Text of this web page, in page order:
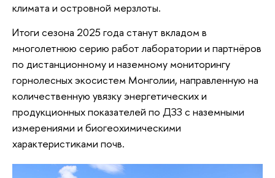
климата и островной мерзлоты.
Итоги сезона 2025 года станут вкладом в
многолетнюю серию работ лаборатории и партнёров
по дистанционному и наземному мониторингу
горнолесных экосистем Монголии, направленную на
количественную увязку энергетических и
продукционных показателей по ДЗЗ с наземными
измерениями и биогеохимическими
характеристиками почв.